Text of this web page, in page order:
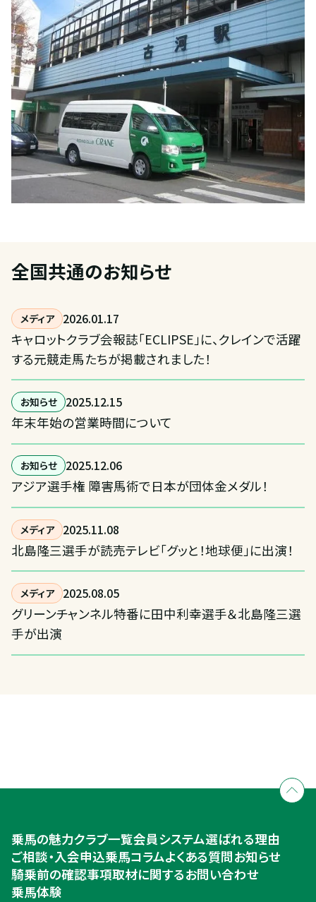
全国共通のお知らせ
メディア 2026.01.17
キャロットクラブ会報誌「ECLIPSE」に、クレインで活躍
する元競走馬たちが掲載されました！
お知らせ 2025.12.15
年末年始の営業時間について
お知らせ 2025.12.06
アジア選手権 障害馬術で日本が団体金メダル！
メディア 2025.11.08
北島隆三選手が読売テレビ「グッと！地球便」に出演！
メディア 2025.08.05
グリーンチャンネル特番に田中利幸選手＆北島隆三選
手が出演
入会のご相談・申込
ご相談・入会申込
乗馬の魅力クラブ一覧会員システム選ばれる理由
ご相談・入会申込乗馬コラムよくある質問お知らせ
騎乗前の確認事項取材に関するお問い合わせ
乗馬体験